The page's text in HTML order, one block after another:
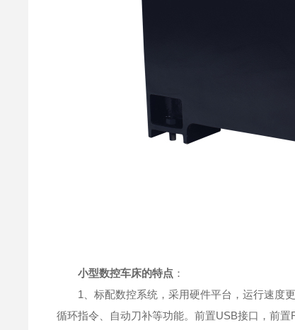
小型数控车床的特点 ：
1、标配数控系统，采用硬件平台，运行速度更
循环指令、自动刀补等功能。前置USB接口，前